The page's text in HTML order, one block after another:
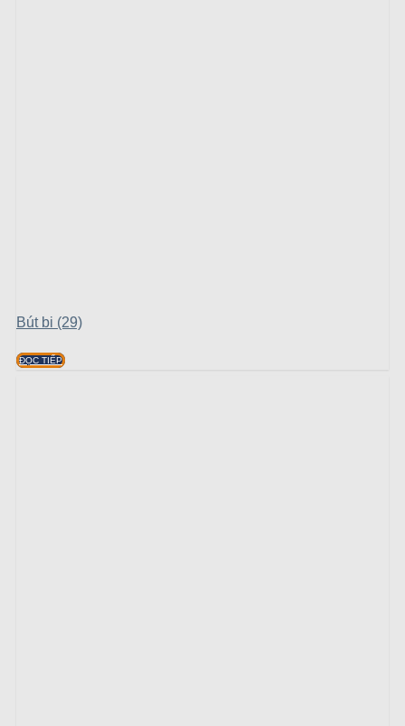
Bút bi (29)
ĐỌC TIẾP